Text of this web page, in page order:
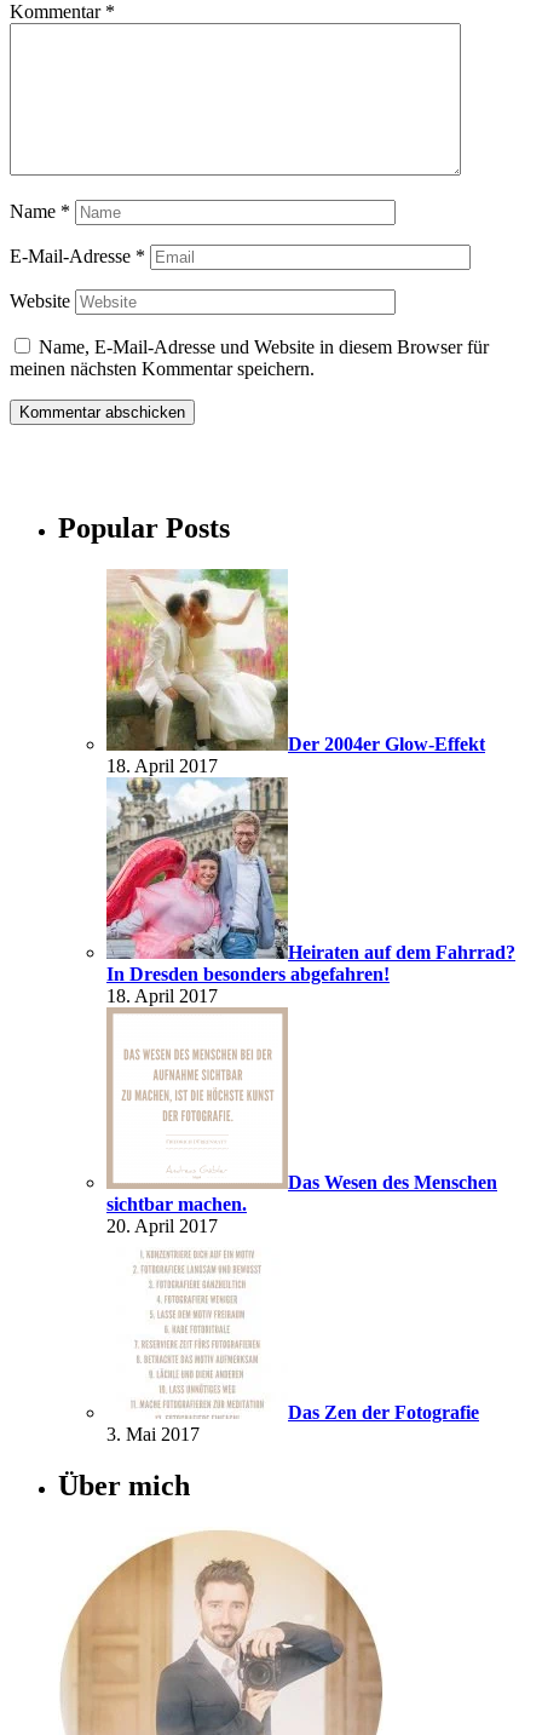
Kommentar *
Name *
E-Mail-Adresse *
Website
Name, E-Mail-Adresse und Website in diesem Browser für
meinen nächsten Kommentar speichern.
Popular Posts
Der 2004er Glow-Effekt
18. April 2017
Heiraten auf dem Fahrrad?
In Dresden besonders abgefahren!
18. April 2017
Das Wesen des Menschen
sichtbar machen.
20. April 2017
Das Zen der Fotografie
3. Mai 2017
Über mich